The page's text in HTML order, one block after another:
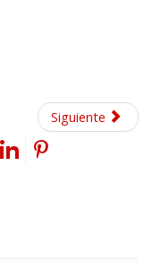
Siguiente